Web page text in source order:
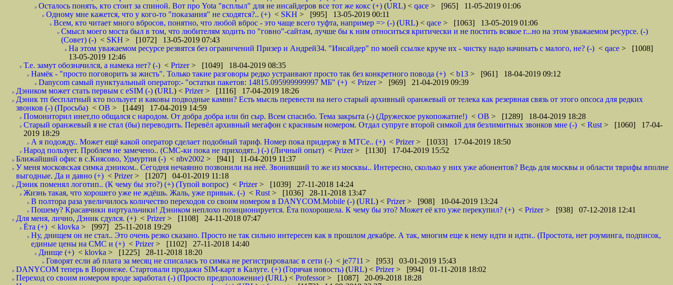
Осталось понять, кто стоит за спиной. Вот про Yota "всплыл" для не инсайдеров все тот же кокс (+) (URL) < qace > [965] 11-05-2019 01:06
Одному мне кажется, что у кого-то "показания" не сходятся?.. (+) < SKH > [995] 13-05-2019 00:11
Всем, кто читает много вбросов, понятно, что любой вброс - это чаще всего туфта, например => (-) (URL) < qace > [1063] 13-05-2019 01:06
Смысл моего моста был в том, что любителям ходить по "говно"-сайтам, лучше бы к ним относиться критически и не постить всякое г...но на этом уважаемом ресурсе. (-)
(Совет) (-) < SKH > [1072] 13-05-2019 07:43
На этом уважаемом ресурсе резвятся без ограничений Призер и Андрей34. "Инсайдер" по моей ссылке круче их - чистку надо начинать с малого, не? (-) < qace > [1008]
13-05-2019 12:46
Т.е. замут обозначился, а намека нет? (-) < Prizer> [1049] 18-04-2019 08:35
Намёк - "просто поговорить за жисть". Только такие разговоры редко устраивают просто так без конкретного повода (+) < b13 > [961] 18-04-2019 09:12
Danycom самый пунктуальный оператор:- "остатки пакетов: 14815.095999999997 МБ" (+) < Prizer> [969] 21-04-2019 09:39
Дэником может стать первым с еSIM (-) (URL) < Prizer> [1116] 17-04-2019 18:26
Дэник тп бесплатный кто пользует и каковы подводные камни? Есть мысль перевести на него старый архивный оранжевый от телека как резервная связь от этого опсоса для редких
звонков (-) (Просьба) < ОВ > [1449] 17-04-2019 14:59
Помониторил инет,по общался с народом. От добра добра или бп сыр. Всем спасибо. Тема закрыта (-) (Дружеское рукопожатие!) < ОВ > [1289] 18-04-2019 18:28
Старый оранжевый я не стал (бы) переводить. Перевёл архивный мегафон с красивым номером. Отдал супруге второй симкой для безлимитных звонков мне (-) < Rust > [1060] 17-04-
2019 18:29
А я подожду.. Может ещё какой оператор сделает подобный тариф. Номер пока придержу в МТСе.. (+) < Prizer> [1033] 17-04-2019 18:50
Народ пользует. Проблем не замечено.. (СМС-ки пока не приходят..) (-) (Личный опыт) < Prizer> [1130] 17-04-2019 15:52
Ближайший офис в с.Киясово, Удмуртия (-) < nbv2002 > [941] 11-04-2019 11:37
У меня московская симка дэником.. Сегодня нечаянно позвонили на неё. Звонивший то же из москвы.. Интересно, сколько у них уже абонентов? Ведь для москвы и области тврифы вполне
выгодные. Да и давно (+) < Prizer> [1207] 04-01-2019 11:18
Дэник поменял логотип.. (К чему бы это?) (+) (Тупой вопрос) < Prizer> [1039] 27-11-2018 14:24
Жизнь такая, что хорошего уже не ждёшь. Жаль, уже привык. (-) < Rust > [1036] 28-11-2018 13:47
В полтора раза увеличилось количество переходов со своим номером в DANYCOM.Mobile (-) (URL) < Prizer> [908] 10-04-2019 13:24
Пошему? Красавчики виртуальчики! Дэником неплохо позиционируется. Ёта похорошела. К чему бы это? Может её кто уже перекупил? (+) < Prizer> [938] 07-12-2018 12:41
Для меня, лично, Дэник сдулся. (+) < Prizer> [1108] 24-11-2018 07:47
Ёта (+) < klovka > [997] 25-11-2018 19:29
Ну, днищем он не стал.. Это очень резко сказано. Просто не так сильно интересен как в прошлом декабре. А так, многим еще к нему идти и идти.. (Простота, нет роуминга, подписок,
единые цены на СМС и (+) < Prizer> [1102] 27-11-2018 14:40
Днище (+) < klovka > [1225] 28-11-2018 18:20
Говорят если аб плата за месяц не списалась то симка не регистрировалас в сети (-) < je7711 > [953] 03-01-2019 15:43
DANYCOM теперь в Воронеже. Стартовали продажи SIM-карт в Калуге. (+) (Горячая новость) (URL) < Prizer> [994] 01-11-2018 18:02
Переход со своим номером вроде заработал (-) (Просто предположение) (URL) < Professor> [1087] 20-09-2018 18:28